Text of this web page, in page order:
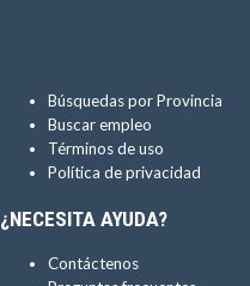
Búsquedas por Provincia
Buscar empleo
Términos de uso
Política de privacidad
¿NECESITA AYUDA?
Contáctenos